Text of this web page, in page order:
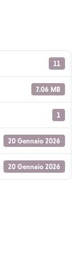
11
7.06 MB
1
20 Gennaio 2026
20 Gennaio 2026